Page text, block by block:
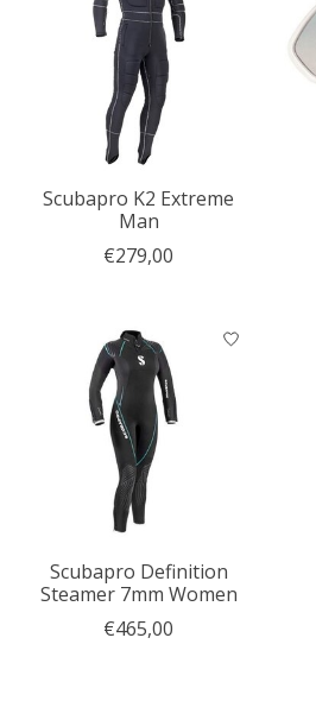
Scubapro K2 Extreme
Man
€279,00
Scubapro Definition
Steamer 7mm Women
€465,00